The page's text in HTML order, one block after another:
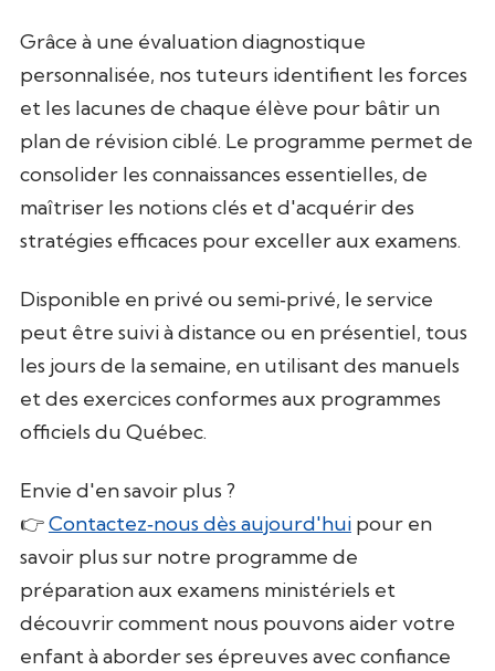
Grâce à une évaluation diagnostique
personnalisée, nos tuteurs identifient les forces
et les lacunes de chaque élève pour bâtir un
plan de révision ciblé. Le programme permet de
consolider les connaissances essentielles, de
maîtriser les notions clés et d'acquérir des
stratégies efficaces pour exceller aux examens.
Disponible en privé ou semi‑privé, le service
peut être suivi à distance ou en présentiel, tous
les jours de la semaine, en utilisant des manuels
et des exercices conformes aux programmes
officiels du Québec.
Envie d'en savoir plus ?
👉Contactez‑nous dès aujourd'huipour en
savoir plus sur notre programme de
préparation aux examens ministériels et
découvrir comment nous pouvons aider votre
enfant à aborder ses épreuves avec confiance